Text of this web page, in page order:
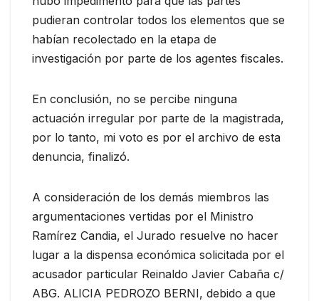
pudieran controlar todos los elementos que se
habían recolectado en la etapa de
investigación por parte de los agentes fiscales.
En conclusión, no se percibe ninguna
actuación irregular por parte de la magistrada,
por lo tanto, mi voto es por el archivo de esta
denuncia, finalizó.
A consideración de los demás miembros las
argumentaciones vertidas por el Ministro
Ramírez Candia, el Jurado resuelve no hacer
lugar a la dispensa económica solicitada por el
acusador particular Reinaldo Javier Cabaña c/
ABG. ALICIA PEDROZO BERNI, debido a que